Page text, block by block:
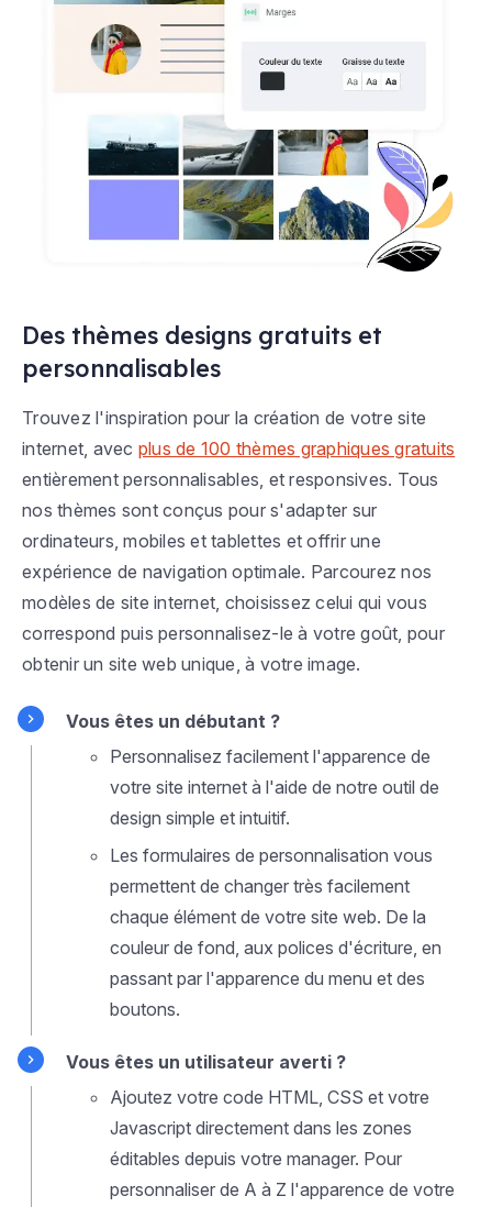
Des thèmes designs gratuits et
personnalisables
Trouvez l'inspiration pour la création de votre site
internet, avec plus de 100 thèmes graphiques gratuits
entièrement personnalisables, et responsives. Tous
nos thèmes sont conçus pour s'adapter sur
ordinateurs, mobiles et tablettes et offrir une
expérience de navigation optimale. Parcourez nos
modèles de site internet, choisissez celui qui vous
correspond puis personnalisez-le à votre goût, pour
obtenir un site web unique, à votre image.
Vous êtes un débutant ?
Personnalisez facilement l'apparence de
votre site internet à l'aide de notre outil de
design simple et intuitif.
Les formulaires de personnalisation vous
permettent de changer très facilement
chaque élément de votre site web. De la
couleur de fond, aux polices d'écriture, en
passant par l'apparence du menu et des
boutons.
Vous êtes un utilisateur averti ?
Ajoutez votre code HTML, CSS et votre
Javascript directement dans les zones
éditables depuis votre manager. Pour
personnaliser de A à Z l'apparence de votre